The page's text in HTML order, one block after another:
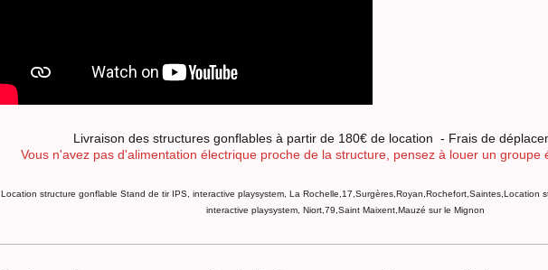
Livraison des structures gonflables à partir de 180€ de location - Frais de
Vous n'avez pas d'alimentation électrique proche de la structure, pensez à louer un groupe
Location structure gonflable Stand de tir IPS, interactive playsystem, La Rochelle,17,Surgères,Royan,Rochefort,Saintes,Location
interactive playsystem, Niort,79,Saint Maixent,Mauzé sur le Mignon